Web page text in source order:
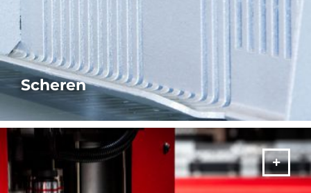
Scheren
SIEHE VERFÜGBARE BROSCHÜREN